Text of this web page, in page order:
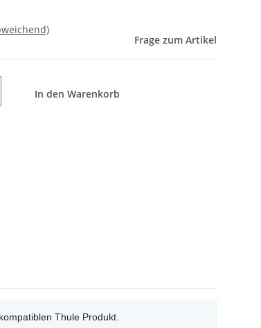
Frage zum Artikel
In den Warenkorb
Thule Produkt.